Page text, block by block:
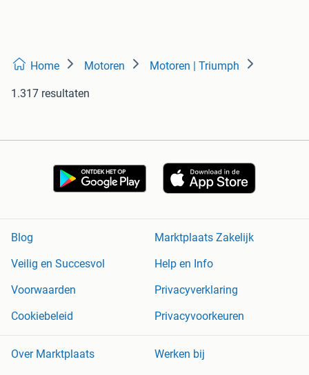
Home Motoren Motoren | Triumph
1.317 resultaten
Blog
Marktplaats Zakelijk
Veilig en Succesvol
Help en Info
Voorwaarden
Privacyverklaring
Cookiebeleid
Privacyvoorkeuren
Over Marktplaats
Werken bij